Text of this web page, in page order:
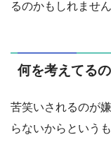
るのかもしれません
何を考えてる
苦笑いされるのが
らないからという